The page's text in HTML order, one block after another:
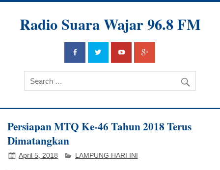
Radio Suara Wajar 96.8 FM
Persiapan MTQ Ke-46 Tahun 2018 Terus
Dimatangkan
April 5, 2018 LAMPUNG HARI INI